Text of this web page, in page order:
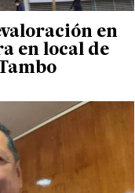
en
en local de